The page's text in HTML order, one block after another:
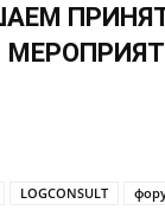
LOGCONSULT